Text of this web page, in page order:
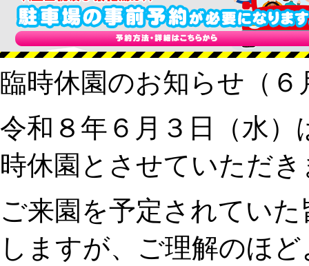
臨時休園のお知らせ（６
令和８年６月３日（水
時休園とさせていただき
ご来園を予定されてい
しますが、ご理解のほ